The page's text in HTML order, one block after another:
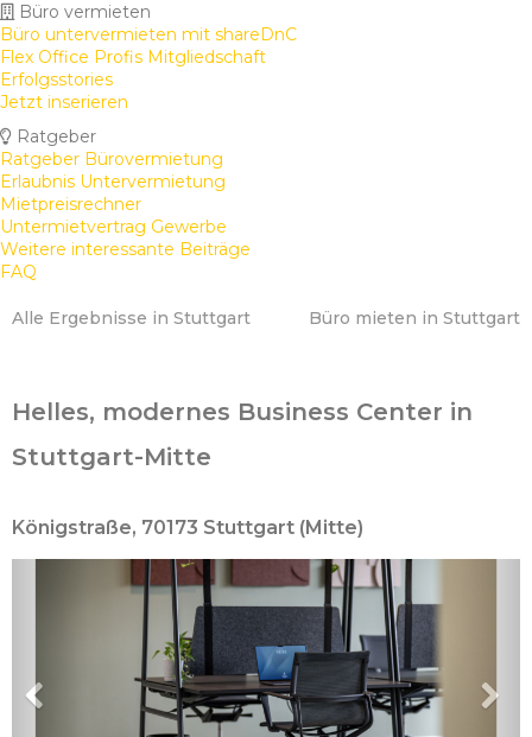
Büro vermieten
Büro untervermieten mit shareDnC
Flex Office Profis Mitgliedschaft
Erfolgsstories
Jetzt inserieren
Ratgeber
Ratgeber Bürovermietung
Erlaubnis Untervermietung
Mietpreisrechner
Untermietvertrag Gewerbe
Weitere interessante Beiträge
FAQ
Alle Ergebnisse in Stuttgart Büro mieten in Stuttgart
Helles, modernes Business Center in
Stuttgart-Mitte
Königstraße, 70173 Stuttgart (Mitte)